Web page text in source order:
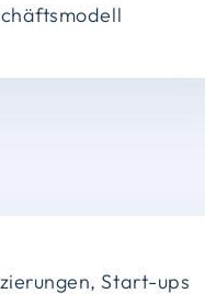
Start-ups